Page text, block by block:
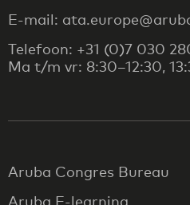
E-mail:
Telefoon: +31 (0)7 030
Ma t/m vr: 8:30–12:30,
Aruba Congres Bureau
Aruba E-learning